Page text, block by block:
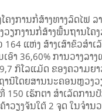
ການກໍ່ສ້າງທາງລົດໄຟ ລ
ກງານກໍ່ສ້າງພື້ນຖານໂຄງ
ແຫ່ງ ສ້າງເສົາຂົວສໍາ
ອົາ 36,60% ການວາງລ
ກິໂລແມັດ ຂອງຄວາມ
ານີໂດຍສານນະຄອນຫຼວງ
ເຮັກຕາ ສໍາເລັດກາ
ວຽງຈັນໃຕ້ 2 ຈຸດ ໃນຈໍາ